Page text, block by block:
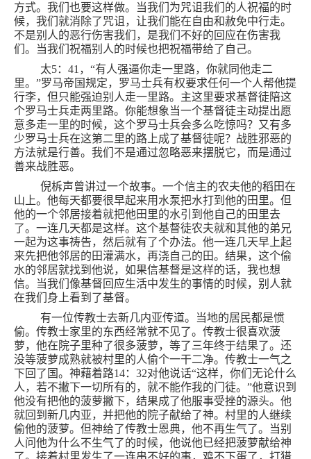
方式。我们也要这样做。当我们为咒诅我们的人祝福的时
候，我们就消除了咒诅，让我们能在自由和赦免中行走。
不是别人的恶行伤害我们，是我们不好的回应在伤害我
们。当我们祝福别人的时候也把祝福带给了自己。
太5： 41 ，“有人强逼你走一里路，你就同他走二
里。”罗马帝国规定，罗马士兵有权要求任何一个人帮他提
行李，但只能强迫别人走一里路。主这里要求基督徒陪这
个罗马士兵走两里路。你能想象当一个基督徒主动提出愿
意多走一里的时候，这个罗马士兵会多么吃惊吗？又有多
少罗马士兵在这第二里的路上成了基督徒呢？战胜邪恶的
方法就是行善。我们不是通过忽略恶来摆脱它，而是通过
善来战胜恶。
倪柝声曾讲过一个故事。一个信主的农夫他的稻田在
山上。他每天都要很早起来用水泵把水打到他的田里。但
他的一个邻居接着就把他田里的水引到他自己的田里去
了。一连几天都是这样。这个基督徒农夫就和其他的弟兄
一起为这事祷告，然后就有了个办法。他一连几天早上起
来先把他邻居的田灌满水，再浇自己的田。结果，这个偷
水的邻居就找到他说，如果信基督是这样的话，我也想
信。当我们像基督回应生活中发生的事情的时候，别人就
在我们身上看到了基督。
有一位传教士去新几内亚传道。当地的居民都是惯
偷。传教士家里的东西经常就不见了。传教士很喜欢菠
萝，他在院子里种了很多菠萝，等了三年终于结果了。还
没等菠萝成熟就被村里的人偷个一干二净。传教士一气之
下回了国。神藉着路14： 32对他说话“这样，你们无论什么
人，若不撇下一切所有的，就不能作我的门徒。”他意识到
他没有把他的菠萝撇下，结果成了他服事受挫的源头。他
就回到新几内亚，并把他的院子献给了神。村里的人继续
偷他的菠萝。但神给了传教士恩典，他不再生气了。当别
人问他为什么不生气了的时候，他说他已经把菠萝献给神
了。接着村里发生了一连串不好的事，鸡不下蛋了，打猎